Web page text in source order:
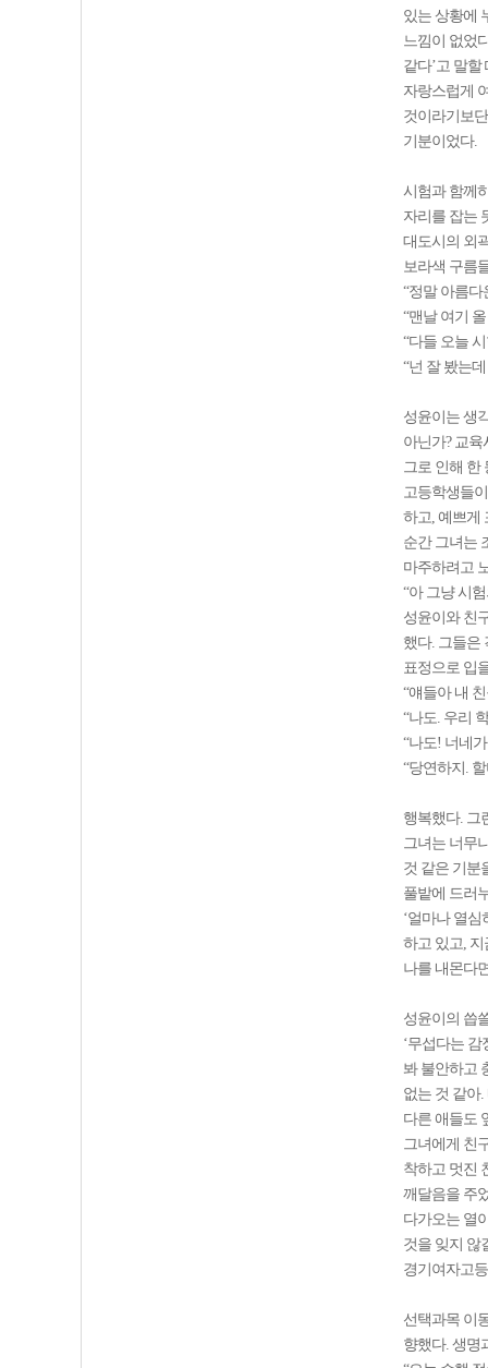
있는 상황에
느낌이 없었
같다’고 말
자랑스럽게
것이라기보
기분이었다.
시험과 함께
자리를 잡는
대도시의 외
보라색 구름
“정말 아름
“맨날 여기
“다들 오늘
“넌 잘 봤는
성윤이는 생
아닌가? 교
그로 인해 한
고등학생들
하고, 예쁘게
순간 그녀는
마주하려고
“아 그냥 시
성윤이와 친
했다. 그들은
표정으로 입
“얘들아 내
“나도. 우리
“나도! 너네
“당연하지.
행복했다. 그
그녀는 너무
것 같은 기분
풀밭에 드러
‘얼마나 열
하고 있고,
나를 내몬다
성윤이의 씁
‘무섭다는
봐 불안하고
없는 것 같아
다른 애들도
그녀에게 친
착하고 멋진
깨달음을 주
다가오는 열
것을 잊지 않
경기여자고
선택과목 이
향했다. 생명